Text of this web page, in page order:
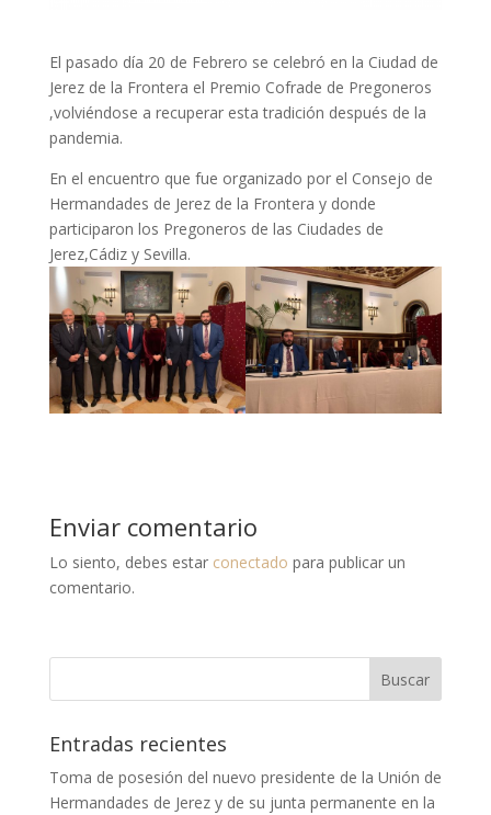
El pasado día 20 de Febrero se celebró en la Ciudad de
Jerez de la Frontera el Premio Cofrade de Pregoneros
,volviéndose a recuperar esta tradición después de la
pandemia.
En el encuentro que fue organizado por el Consejo de
Hermandades de Jerez de la Frontera y donde
participaron los Pregoneros de las Ciudades de
Jerez,Cádiz y Sevilla.
Enviar comentario
Lo siento, debes estar conectado para publicar un
comentario.
Entradas recientes
Toma de posesión del nuevo presidente de la Unión de
Hermandades de Jerez y de su junta permanente en la